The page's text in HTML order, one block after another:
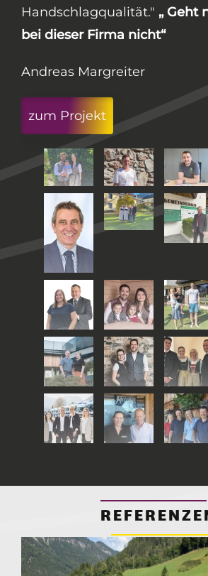
Planung bis hin zu den
Lehrlingen stechen sehr
an der Tagesordnung.
Nochmals vielen Dank für die
professionelle Umsetzung an
Team."
Egger Martin
zum Projekt